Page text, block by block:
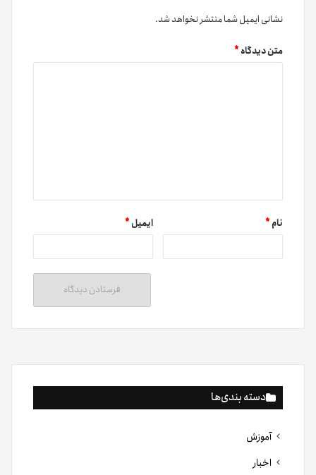
دسته بندی‌ها
آموزش
اخبار
نشانی ایمیل شما منتشر نخواهد شد.
متن دیدگاه*
نام* ایمیل*